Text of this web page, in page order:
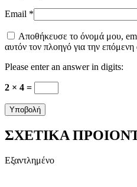
Email *
Αποθήκευσε το όνομά μου,
αυτόν τον πλοηγό για την
Please enter an answer in digits:
2 × 4 =
ΣΧΕΤΙΚΑ
Εξαντλημένο